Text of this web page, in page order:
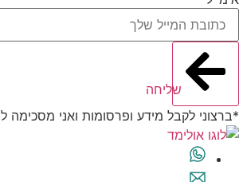
שליחה
*ברצוני לקבל מידע ופרסומות ואני מסכימה ל